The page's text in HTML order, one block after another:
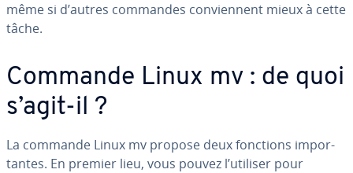
même si d’autres commandes con­vien­nent mieux à cette
tâche.
Commande Linux mv : de quoi
s’agit-il ?
La commande Linux mv propose deux fonctions im­por­
tantes. En premier lieu, vous pouvez l’utiliser pour